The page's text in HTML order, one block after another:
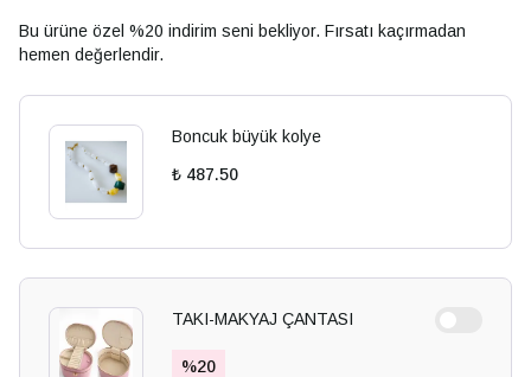
Bu ürüne özel %20 indirim seni bekliyor. Fırsatı kaçırmadan
hemen değerlendir.
Boncuk büyük kolye
₺ 487.50
TAKI-MAKYAJ ÇANTASI
%20